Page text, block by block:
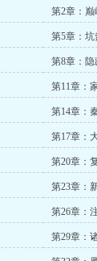
第2章：
第5章：
第8章：
第11章：
第14章：
第17章：
第20章：
第23章：
第26章：
第29章：